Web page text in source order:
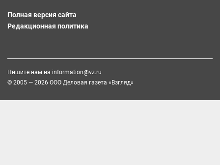
Полная версия сайта
Редакционная политика
Пишите нам на information@vz.ru
© 2005 — 2026 ООО Деловая газета «Взгляд»